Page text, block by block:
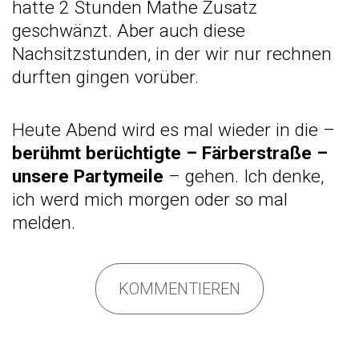
hatte 2 Stunden Mathe Zusatz
geschwänzt. Aber auch diese
Nachsitzstunden, in der wir nur rechnen
durften gingen vorüber.
Heute Abend wird es mal wieder in die –
berühmt berüchtigte – Färberstraße –
unsere Partymeile – gehen. Ich denke,
ich werd mich morgen oder so mal
melden.
KOMMENTIEREN